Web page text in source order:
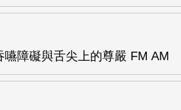
嚥障礙與舌尖上的尊嚴 FM AM